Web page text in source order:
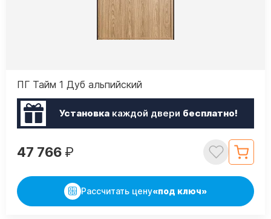
ПГ Тайм 1 Дуб альпийский
Установкакаждой двери бесплатно!
47 766 ₽
Рассчитать цену«под ключ»